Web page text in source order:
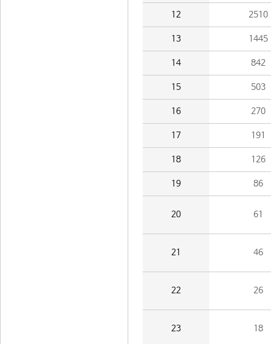
12 2510
13 1445
14 842
15 503
16 270
17 191
18 126
19 86
20 61
21 46
22 26
23 18